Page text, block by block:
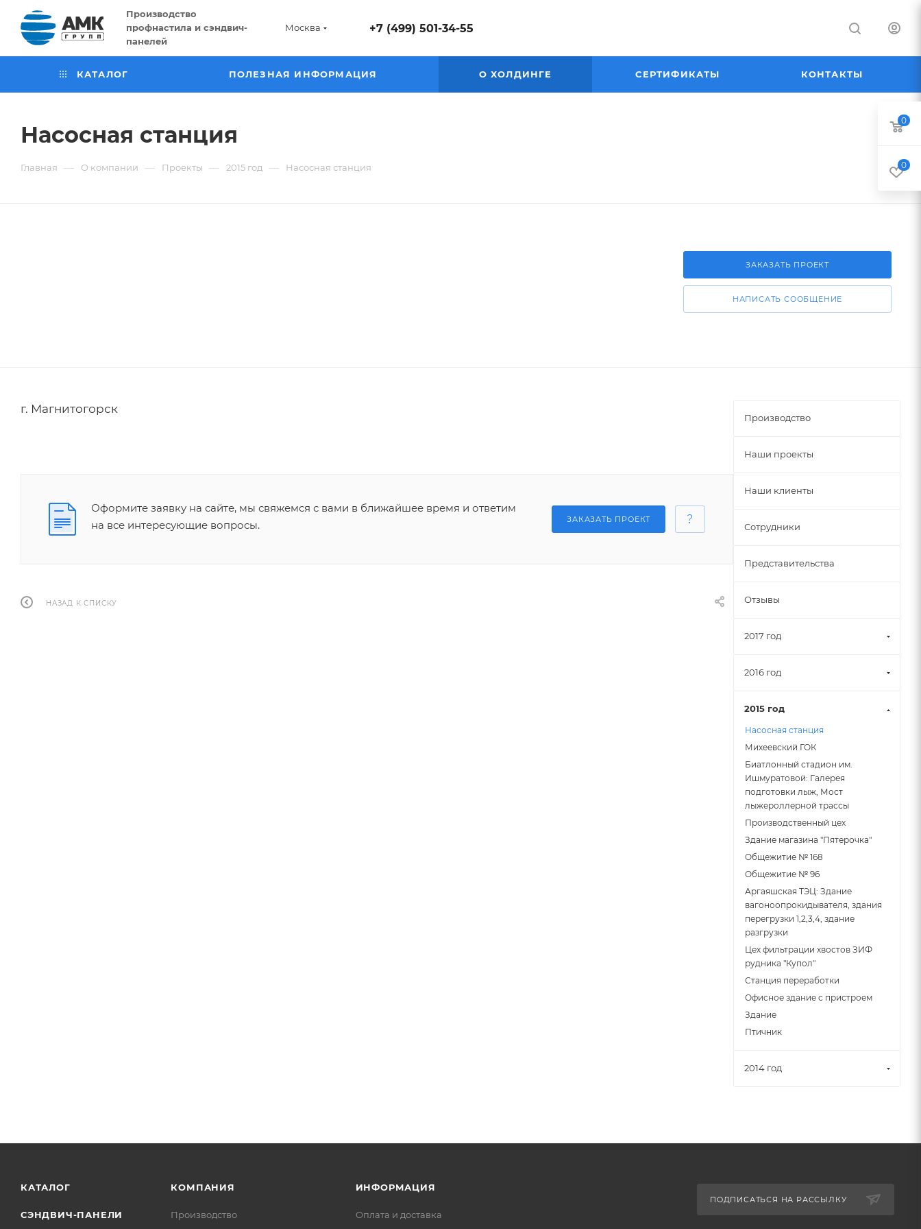
Производство
профнастила и сэндвич-
панелей
Москва +7 (499) 501-34-55
КАТАЛОГ ПОЛЕЗНАЯ ИНФОРМАЦИЯ О ХОЛДИНГЕ СЕРТИФИКАТЫ КОНТАКТЫ
Насосная станция
Главная — О компании — Проекты — 2015 год — Насосная станция
ЗАКАЗАТЬ ПРОЕКТ
НАПИСАТЬ СООБЩЕНИЕ
г. Магнитогорск
Оформите заявку на сайте, мы свяжемся с вами в ближайшее время и ответим
на все интересующие вопросы.
ЗАКАЗАТЬ ПРОЕКТ
НАЗАД К СПИСКУ
Производство
Наши проекты
Наши клиенты
Сотрудники
Представительства
Отзывы
2017 год
2016 год
2015 год
Насосная станция
Михеевский ГОК
Биатлонный стадион им.
Ишмуратовой: Галерея
подготовки лыж, Мост
лыжероллерной трассы
Производственный цех
Здание магазина "Пятерочка"
Общежитие № 168
Общежитие № 96
Аргаяшская ТЭЦ: Здание
вагоноопрокидывателя, здания
перегрузки 1,2,3,4, здание
разгрузки
Цех фильтрации хвостов ЗИФ
рудника "Купол"
Станция переработки
Офисное здание с пристроем
Здание
Птичник
2014 год
КАТАЛОГ
СЭНДВИЧ-ПАНЕЛИ
КОМПАНИЯ
Производство
ИНФОРМАЦИЯ
Оплата и доставка
ПОДПИСАТЬСЯ НА РАССЫЛКУ
0
0